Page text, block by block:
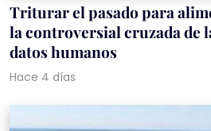
Triturar el pasado para
la controversial cruzada de
datos humanos
Hace 4 días